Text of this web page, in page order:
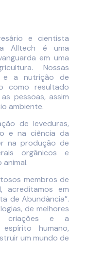
e cientista
a Alltech é uma
em uma
Nossas
e a nutrição de
como resultado
pessoas, assim
ambiente.
de leveduras,
e na ciência da
na produção de
orgânicos e
membros de
acreditamos em
de Abundância”.
de melhores
criações e a
humano,
um mundo de